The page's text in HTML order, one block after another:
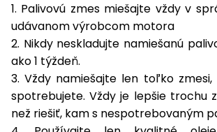
1. Palivovú zmes miešajte vždy v
udávanom výrobcom motora
2. Nikdy neskladujte namiešanú
ako 1 týždeň.
3. Vždy namiešajte len toľko
spotrebujete. Vždy je lepšie trochu
než riešiť, kam s nespotrebovaným